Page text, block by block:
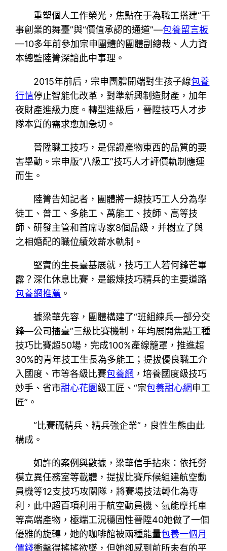
重塑個人工作榮光，焦點在于為職工搭建“干
事創業的舞臺”與“價值承認的通道”—包養留言板
—10多年前參加宗申團體的團體副總裁、人力資
本總監陸箐深諳此中事理。
2015年前后，宗申團體開端對生孩子線包養
行情停止智能化改革，對準新興制造財產，加年
夜財產進級力度。轉型進級后，晉陞技巧人才步
隊本質的需求愈加急切。
晉陞職工技巧，是保證產物東西的品質的要
害舉動。宗申版“八級工”技巧人才評價軌制應運
而生。
陸箐告知記者，團體將一線技巧工人分為學
徒工、普工、多能工、萬能工、技師、高等技
師、研發主管和首席專家8個品級，并樹立了與
之相婚配的職位績效薪水軌制。
堅實的生長臺基展就，技巧工人若何鋒芒畢
露？深化休息比賽，是鍛煉技巧精兵的主要道路
包養網推薦 。
據梁華先容，團體構建了“班組練兵—部分交
鋒—公司擂臺”三級比賽機制，年均展開焦點工種
技巧比賽超50場，完成100%產線籠罩，推進超
30%的青年技工生長為多能工；提拔優良職工介
入國度、市等各級比賽包養網 ，培養國度級技巧
妙手、省市甜心花園級工匠、“宗包養甜心網申工
匠”。
“比賽礪精兵、精兵強企業”，良性生態由此
構成。
如許的案例與數據，梁華信手拈來：依托勞
模立異任務室等載體，提拔比賽斥候組建航空動
員機等12支技巧攻關隊，將賽場技法轉化為專
利，此中超百項利用于航空動員機、氫能摩托車
等高端產物，極端工況穩固性晉陞40她做了一個
優雅的旋轉，她的咖啡館被兩種能量包養一個月
價錢衝擊得搖搖欲墜，但她卻感到前所未有的平